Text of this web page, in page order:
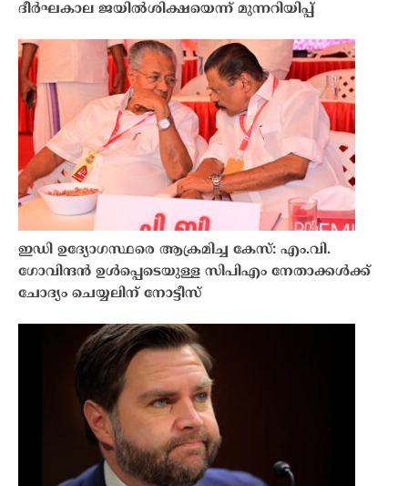
ദീർഘകാല ജയിൽശിക്ഷയെന്ന് മുന്നറിയിപ്പ്
ഇഡി ഉദ്യോഗസ്ഥരെ ആക്രമിച്ച കേസ്: എം.വി.
ഗോവിന്ദൻ ഉൾപ്പെടെയുള്ള സിപിഎം നേതാക്കൾക്ക്
ചോദ്യം ചെയ്യലിന് നോട്ടീസ്